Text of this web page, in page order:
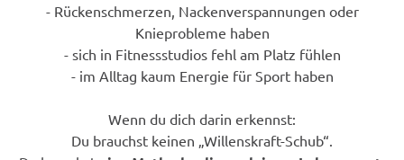
- Rückenschmerzen, Nackenverspannungen oder
Knieprobleme haben
- sich in Fitnessstudios fehl am Platz fühlen
- im Alltag kaum Energie für Sport haben
Wenn du dich darin erkennst:
Du brauchst keinen „Willenskraft-Schub“.